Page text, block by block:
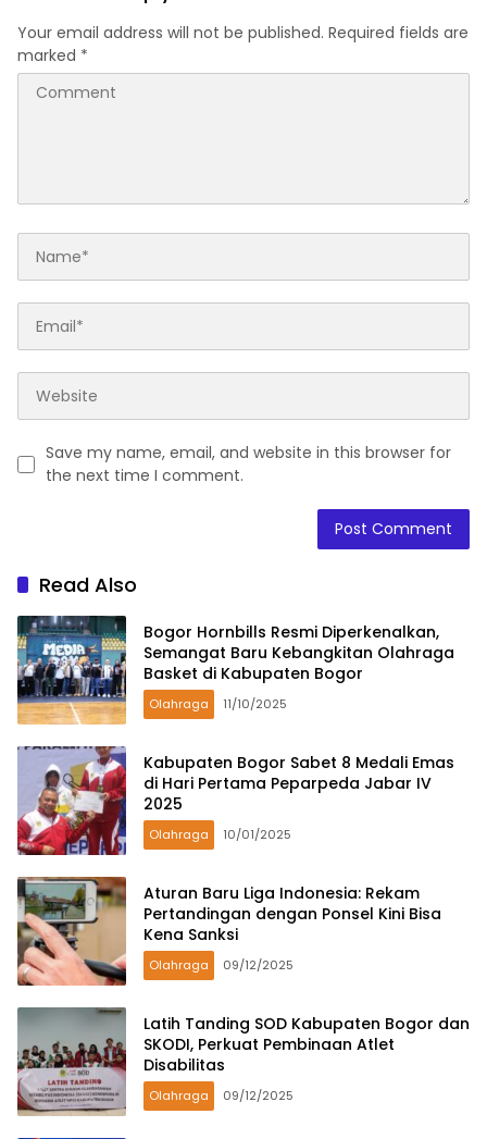
Your email address will not be published. Required fields are
marked *
Save my name, email, and website in this browser for
the next time I comment.
Read Also
Bogor Hornbills Resmi Diperkenalkan,
Semangat Baru Kebangkitan Olahraga
Basket di Kabupaten Bogor
Olahraga 11/10/2025
Kabupaten Bogor Sabet 8 Medali Emas
di Hari Pertama Peparpeda Jabar IV
2025
Olahraga 10/01/2025
Aturan Baru Liga Indonesia: Rekam
Pertandingan dengan Ponsel Kini Bisa
Kena Sanksi
Olahraga 09/12/2025
Latih Tanding SOD Kabupaten Bogor dan
SKODI, Perkuat Pembinaan Atlet
Disabilitas
Olahraga 09/12/2025